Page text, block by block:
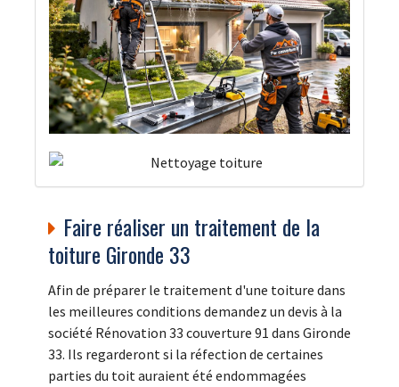
Faire réaliser un traitement de la
toiture Gironde 33
Afin de préparer le traitement d'une toiture dans
les meilleures conditions demandez un devis à la
société Rénovation 33 couverture 91 dans Gironde
33. Ils regarderont si la réfection de certaines
parties du toit auraient été endommagées